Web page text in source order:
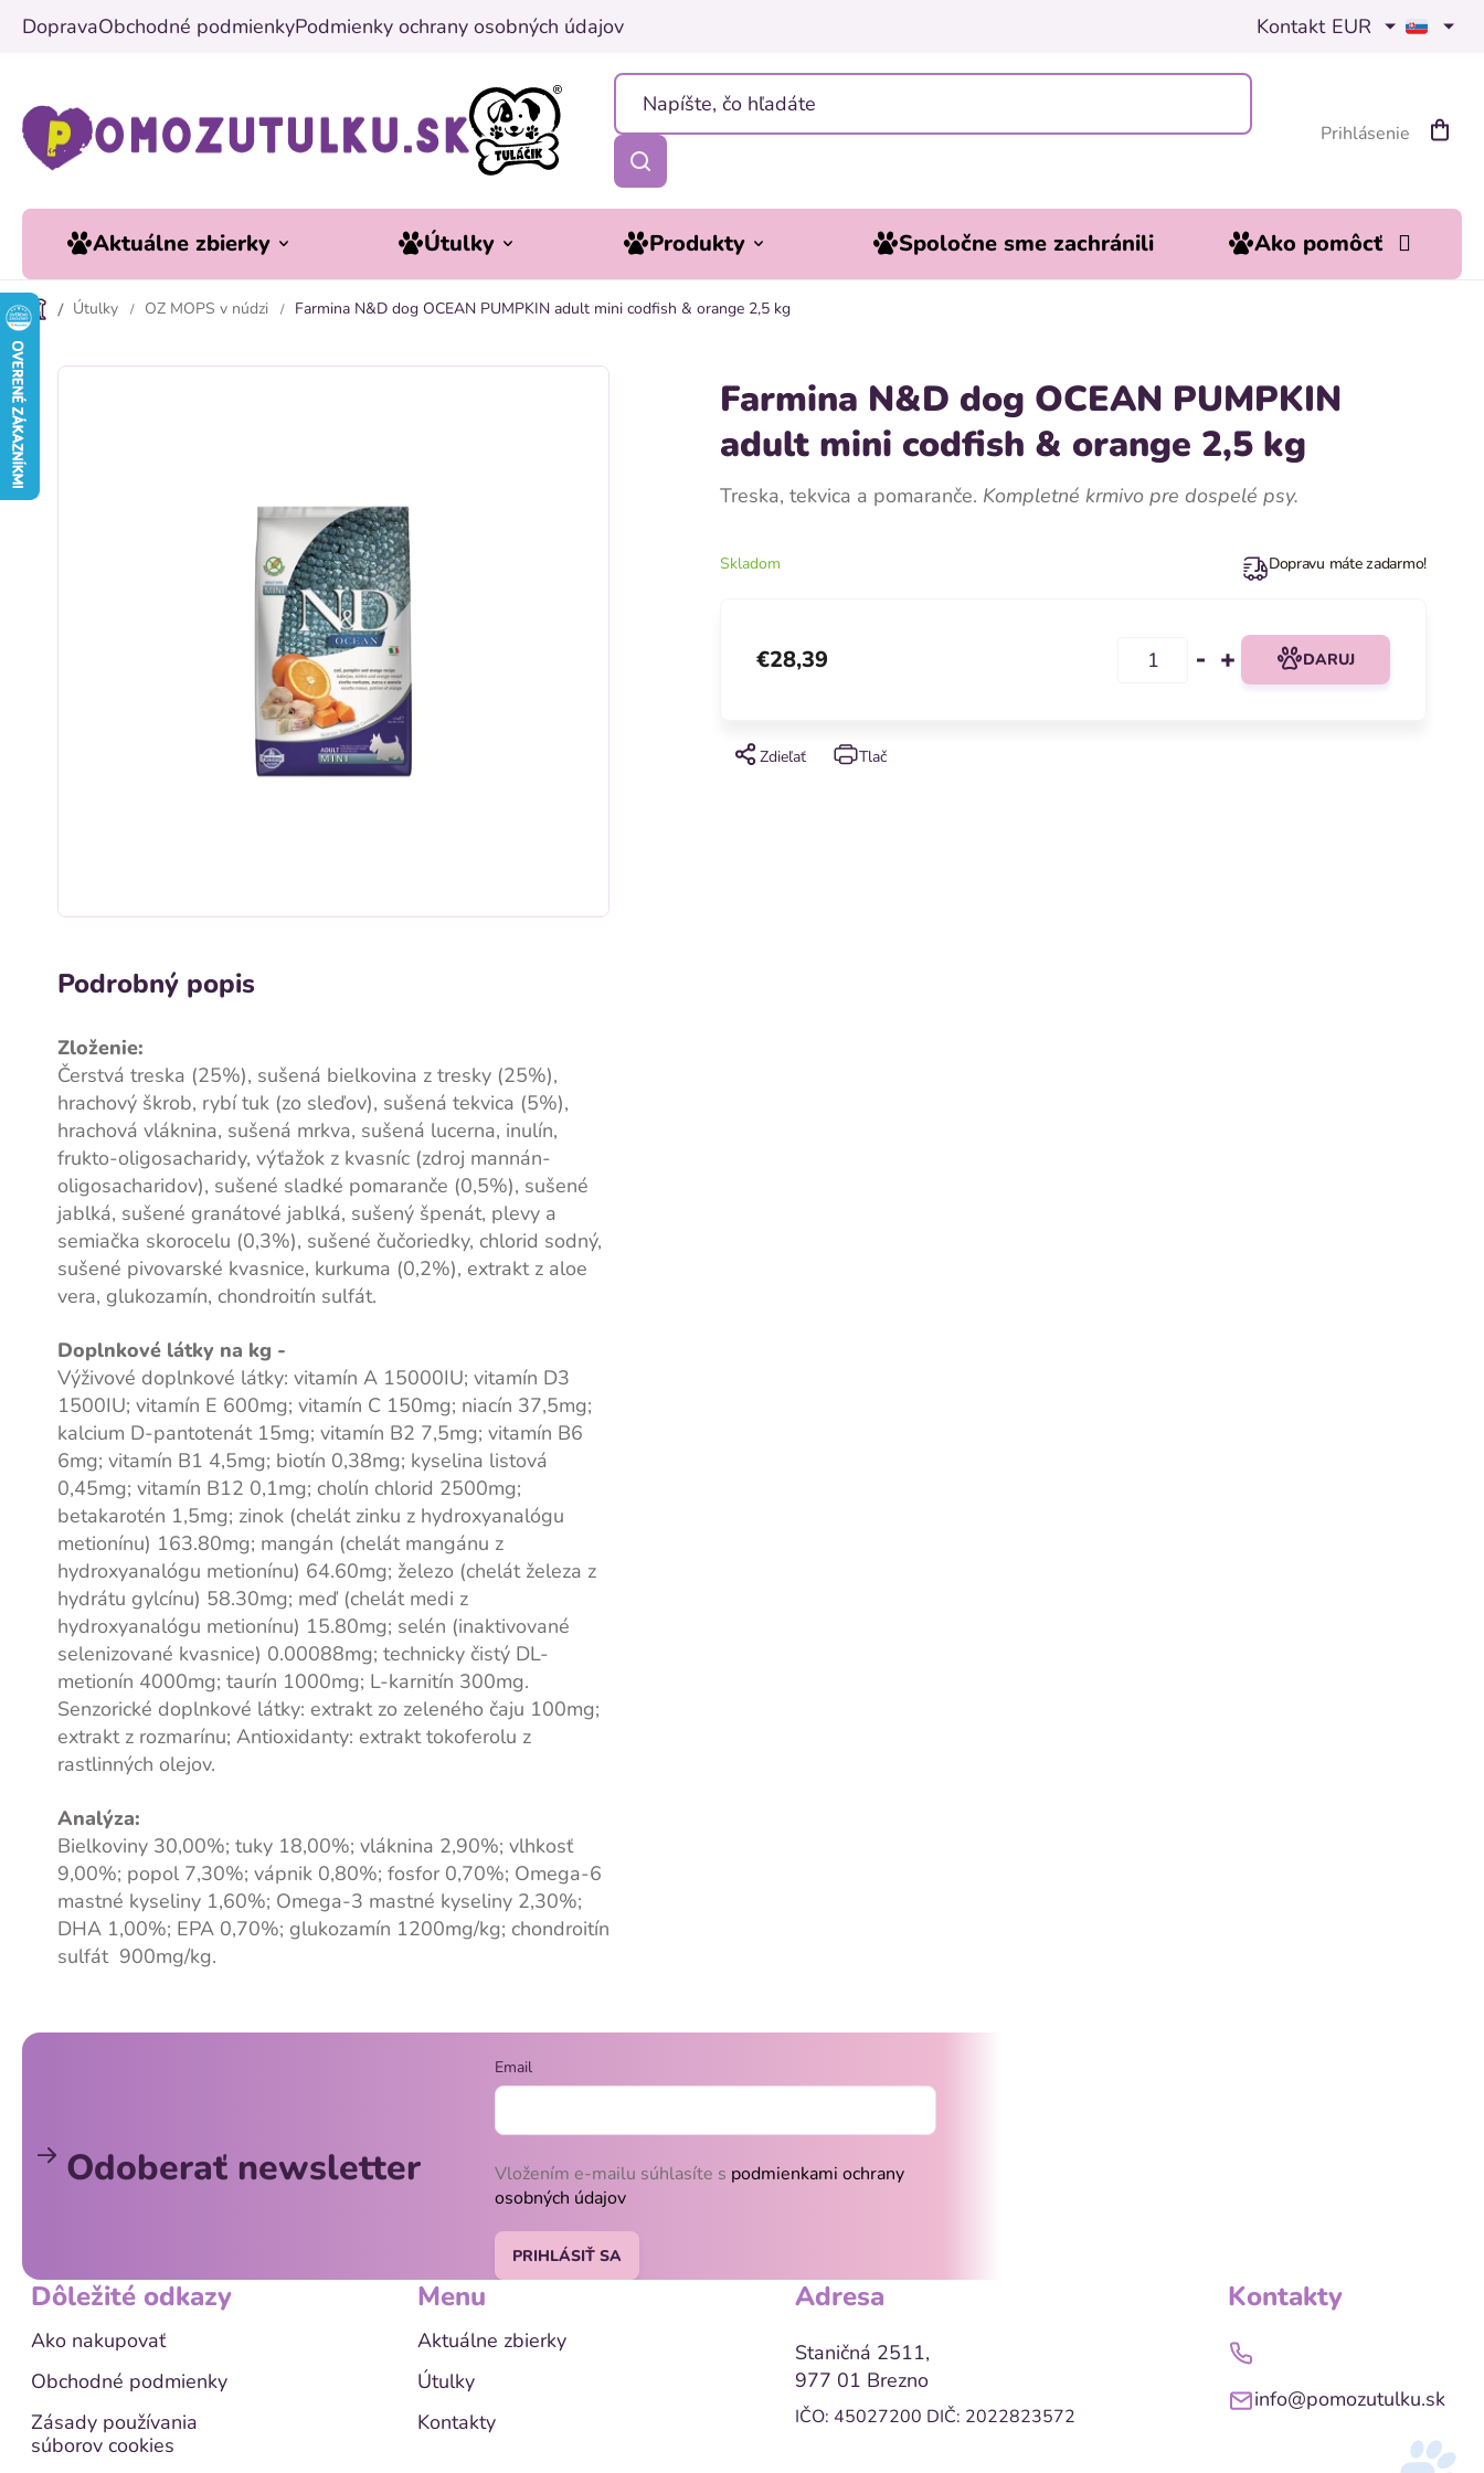
DopravaObchodné podmienkyPodmienky ochrany osobných údajov Kontakt EUR
Prihlásenie
Aktuálne zbierky Útulky Produkty Spoločne sme zachránili Ako pomôcť
Útulky OZ MOPS v núdzi Farmina N&D dog OCEAN PUMPKIN adult mini codfish & orange 2,5 kg
Farmina N&D dog OCEAN PUMPKIN
adult mini codfish & orange 2,5 kg
Treska, tekvica a pomaranče. Kompletné krmivo pre dospelé psy.
Tlač
Zdieľať
Skladom Dopravu máte zadarmo!
€28,39 DARUJ
Podrobný popis
Zloženie:
Čerstvá treska (25%), sušená bielkovina z tresky (25%),
hrachový škrob, rybí tuk (zo sleďov), sušená tekvica (5%),
hrachová vláknina, sušená mrkva, sušená lucerna, inulín,
frukto-oligosacharidy, výťažok z kvasníc (zdroj mannán-
oligosacharidov), sušené sladké pomaranče (0,5%), sušené
jablká, sušené granátové jablká, sušený špenát, plevy a
semiačka skorocelu (0,3%), sušené čučoriedky, chlorid sodný,
sušené pivovarské kvasnice, kurkuma (0,2%), extrakt z aloe
vera, glukozamín, chondroitín sulfát.
Doplnkové látky na kg -
Výživové doplnkové látky: vitamín A 15000IU; vitamín D3
1500IU; vitamín E 600mg; vitamín C 150mg; niacín 37,5mg;
kalcium D-pantotenát 15mg; vitamín B2 7,5mg; vitamín B6
6mg; vitamín B1 4,5mg; biotín 0,38mg; kyselina listová
0,45mg; vitamín B12 0,1mg; cholín chlorid 2500mg;
betakarotén 1,5mg; zinok (chelát zinku z hydroxyanalógu
metionínu) 163.80mg; mangán (chelát mangánu z
hydroxyanalógu metionínu) 64.60mg; železo (chelát železa z
hydrátu gylcínu) 58.30mg; meď (chelát medi z
hydroxyanalógu metionínu) 15.80mg; selén (inaktivované
selenizované kvasnice) 0.00088mg; technicky čistý DL-
metionín 4000mg; taurín 1000mg; L-karnitín 300mg.
Senzorické doplnkové látky: extrakt zo zeleného čaju 100mg;
extrakt z rozmarínu; Antioxidanty: extrakt tokoferolu z
rastlinných olejov.
Analýza:
Bielkoviny 30,00%; tuky 18,00%; vláknina 2,90%; vlhkosť
9,00%; popol 7,30%; vápnik 0,80%; fosfor 0,70%; Omega-6
mastné kyseliny 1,60%; Omega-3 mastné kyseliny 2,30%;
DHA 1,00%; EPA 0,70%; glukozamín 1200mg/kg; chondroitín
sulfát 900mg/kg.
Odoberať newsletter
Email
Vložením e-mailu súhlasíte s podmienkami ochrany
osobných údajov
PRIHLÁSIŤ SA
Dôležité odkazy
Ako nakupovať
Obchodné podmienky
Zásady používania
súborov cookies
Menu
Aktuálne zbierky
Útulky
Kontakty
Adresa
Staničná 2511,
977 01 Brezno
IČO: 45027200 DIČ: 2022823572
Kontakty
info@pomozutulku.sk